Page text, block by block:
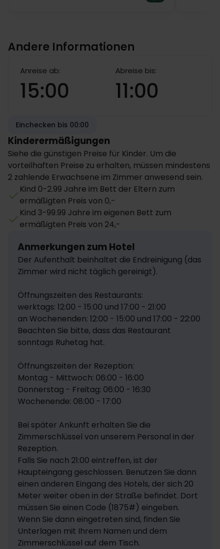
Highspeed-WLAN sowie einem eigenen Badezimmer
kostenlosen Pflegeprodukten ausgestattet. Alles,
Sie einen weiteren Tag voller Erlebnisse auf Lolland
Andere Informationen
Anreise ab:
15:00
Abreise bis:
11:00
Einchecken bis 00:00
Kinderermäßigungen
Siehe die günstigen Preise für Kinder. Um die
vorteilhaften Preise zu erhalten, müssen mindestens
2 zahlende Erwachsene im Zimmer anwesend sein.
Kind 0-2.99 Jahre im Bett der Eltern zum
ermäßigten Preis von 0,-
Kind 3-99.99 Jahre im eigenen Bett zum
ermäßigten Preis von 24,-
Anmerkungen zum Hotel
Der Aufenthalt beinhaltet die Endreinigung (das
Zimmer wird nicht täglich gereinigt).
Öffnungszeiten des Restaurants:
werktags: 12:00 - 15:00 und 17:00 - 21:00
an Wochenenden: 12:00 - 15:00 und 17:00 - 22:00
Beachten Sie bitte, dass das Restaurant
sonntags Ruhetag hat.
Öffnungszeiten der Rezeption:
Montag - Mittwoch: 06:00 - 16:00
Donnerstag - Freitag: 06:00 - 16:30
Wochenende: 08:00 - 17:00
Bei später Ankunft erhalten Sie die
Zimmerschlüssel von unserem Personal in der
Rezeption.
Falls Sie nach 21:00 eintreffen, ist der
Haupteingang geschlossen. Benutzen Sie dann
einen anderen Eingang des Hotels, der sich 20
Meter weiter oben in der Straße befindet. Dort
müssen Sie einen Code (1875#) eingeben.
Wenn Sie dann eingetreten sind, finden Sie
Unterlagen mit Ihrem Namen und dem
Zimmerschlüssel auf dem Tisch.